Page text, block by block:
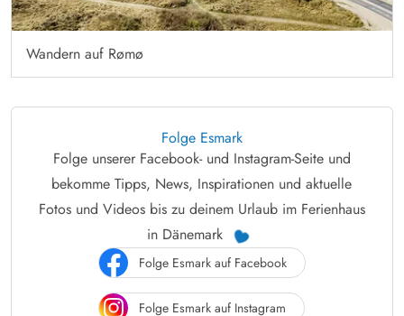
Wandern auf Rømø
Folge Esmark
Folge unserer Facebook- und Instagram-Seite und
bekomme Tipps, News, Inspirationen und aktuelle
Fotos und Videos bis zu deinem Urlaub im Ferienhaus
in Dänemark
Folge Esmark auf Facebook
Folge Esmark auf Instagram